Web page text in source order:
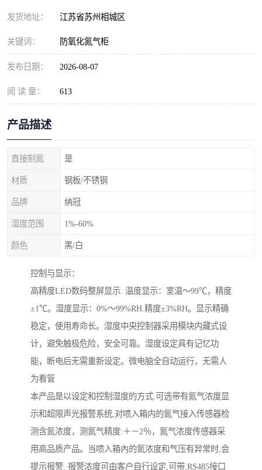
发货地址： 江苏省苏州相城区
关键词： 防氧化氮气柜
发布日期： 2026-08-07
阅 读 量： 613
产品描述
直接制氮 是
材质 钢板/不锈钢
品牌 纳冠
湿度范围 1%-60%
颜色 黑/白
控制与显示：
高精度LED数码整屏显示. 温度显示：室温～99℃，精度
±1℃。湿度显示：0%～99%RH.精度±3%RH。显示精确
稳定，使用寿命长。湿度中央控制器采用模块内藏式设
计，避免触极危险，安全可靠。湿度设定具有记忆功
能，断电后无需重新设定。微电脑全自动运行，无需人
为看管
本产品是以设定和控制湿度的方式.可选带有氮气浓度显
示和超限声光报警系统,对喷入箱内的氮气接入传感器检
测含氮浓度，测氮气精度:＋－2％，氮气浓度传感器采
用高品质产品。当喷入箱內的氮浓度和气压有异常时,会
提示报警. 报警浓度可由客户自行设定,可带,RS485接口